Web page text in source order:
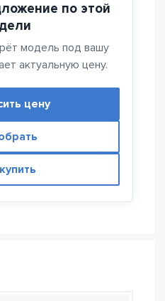
по этой
модель под вашу
актуальную цену.
цену